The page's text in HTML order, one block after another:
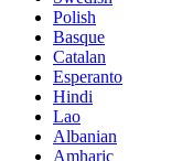
Polish
Basque
Catalan
Esperanto
Hindi
Lao
Albanian
Amharic